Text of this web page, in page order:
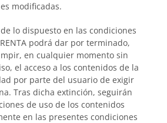
modificadas.
lo dispuesto en las condiciones
podrá dar por terminado,
en cualquier momento sin
el acceso a los contenidos de la
por parte del usuario de exigir
Tras dicha extinción, seguirán
de uso de los contenidos
en las presentes condiciones